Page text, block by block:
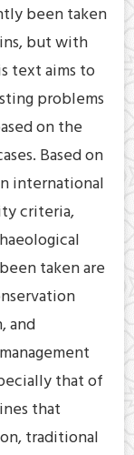
been taken
but with
text aims to
problems
on the
Based on
international
criteria,
taken are
and
that of
that
traditional